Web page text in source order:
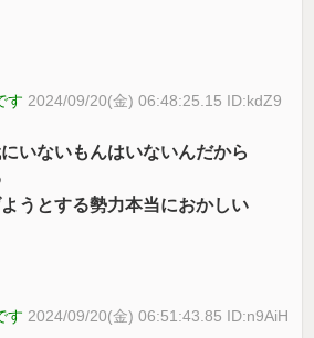
す 2024/09/20(金) 06:48:25.15 ID:kdZ9
いないもんはいないんだから
うとする勢力本当におかしい
す 2024/09/20(金) 06:51:43.85 ID:n9AiH